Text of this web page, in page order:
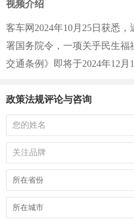
视频介绍
客车网2024年10月25日获悉
署国务院令，一项关乎民生
交通条例》即将于2024年12月
政策法规评论与咨询